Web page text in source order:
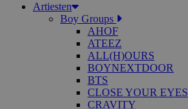
Artiesten
Boy Groups
AHOF
ATEEZ
ALL(H)OURS
BOYNEXTDOOR
BTS
CLOSE YOUR EYES
CRAVITY